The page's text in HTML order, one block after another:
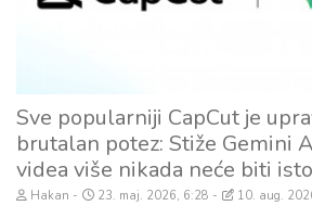
Sve popularniji CapCut je
brutalan potez: Stiže Gemini
videa više nikada neće biti isto
Hakan 23. maj. 2026, 6:28 10. aug.